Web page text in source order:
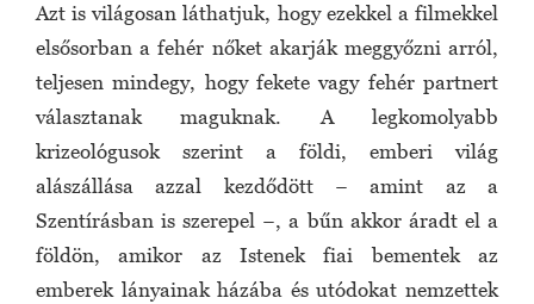
Azt is világosan láthatjuk, hogy ezekkel a filmekkel
elsősorban a fehér nőket akarják meggyőzni arról,
teljesen mindegy, hogy fekete vagy fehér partnert
választanak maguknak. A legkomolyabb
krizeológusok szerint a földi, emberi világ
alászállása azzal kezdődött − amint az a
Szentírásban is szerepel −, a bűn akkor áradt el a
földön, amikor az Istenek fiai bementek az
emberek lányainak házába és utódokat nemzettek